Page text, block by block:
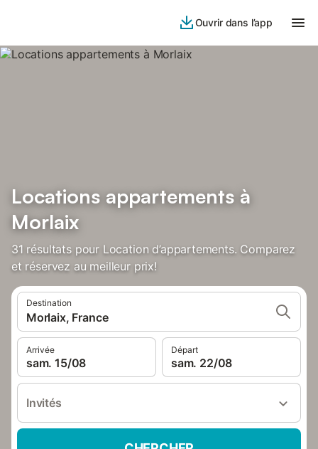
Ouvrir dans l’app
Locations appartements à
Morlaix
31 résultats pour Location d’appartements. Comparez
et réservez au meilleur prix!
Destination
Morlaix, France
Arrivée
sam. 15/08
Départ
sam. 22/08
Invités